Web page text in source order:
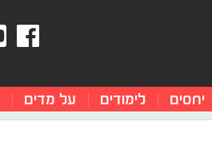
יחסים לימודים על מדים